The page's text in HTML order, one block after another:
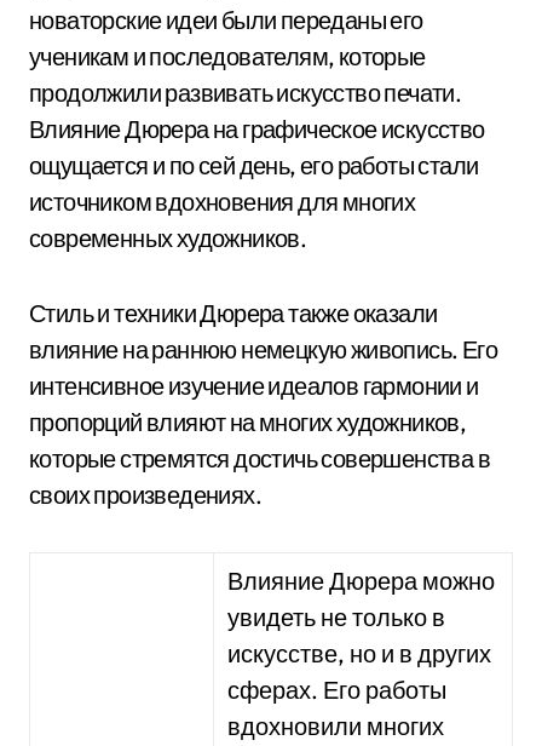
новаторские идеи были переданы его
ученикам и последователям, которые
продолжили развивать искусство печати.
Влияние Дюрера на графическое искусство
ощущается и по сей день, его работы стали
источником вдохновения для многих
современных художников.
Стиль и техники Дюрера также оказали
влияние на раннюю немецкую живопись. Его
интенсивное изучение идеалов гармонии и
пропорций влияют на многих художников,
которые стремятся достичь совершенства в
своих произведениях.
Влияние Дюрера можно
увидеть не только в
искусстве, но и в других
сферах. Его работы
вдохновили многих